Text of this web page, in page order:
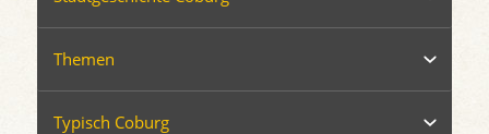
Themen
Typisch Coburg